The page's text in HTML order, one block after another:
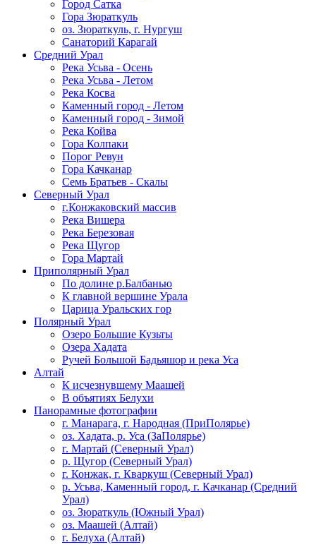
Город Сатка
Гора Зюраткуль
оз. Зюраткуль, г. Нургуш
Санаторий Карагай
Средний Урал
Река Усьва - Осень
Река Усьва - Летом
Река Косва
Каменный город - Летом
Каменный город - Зимой
Река Койва
Гора Колпаки
Порог Ревун
Гора Качканар
Семь Братьев - Скалы
Северный Урал
г.Конжаковский массив
Река Вишера
Река Березовая
Река Щугор
Гора Мартай
Приполярный Урал
По долине р.Балбанью
К главной вершине Урала
Царица Уральских гор
Полярный Урал
Озеро Большие Кузьты
Озера Хадата
Ручей Большой Бадьяшор и река Уса
Алтай
К исчезнувшему Маашей
В объятиях Белухи
Панорамные фотографии
г. Манарага, г. Народная (ПриПолярье)
оз. Хадата, р. Уса (ЗаПолярье)
г. Мартай (Северный Урал)
р. Щугор (Северный Урал)
г. Конжак, г. Кваркуш (Северный Урал)
р. Усьва, Каменный город, г. Качканар (Средний
Урал)
оз. Зюраткуль (Южный Урал)
оз. Маашей (Алтай)
г. Белуха (Алтай)